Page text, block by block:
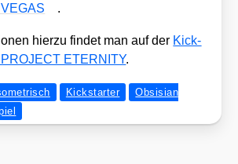
.
hier­zu fin­det man auf der Kick­
ETERNITY.
Kickstarter
Obsisian